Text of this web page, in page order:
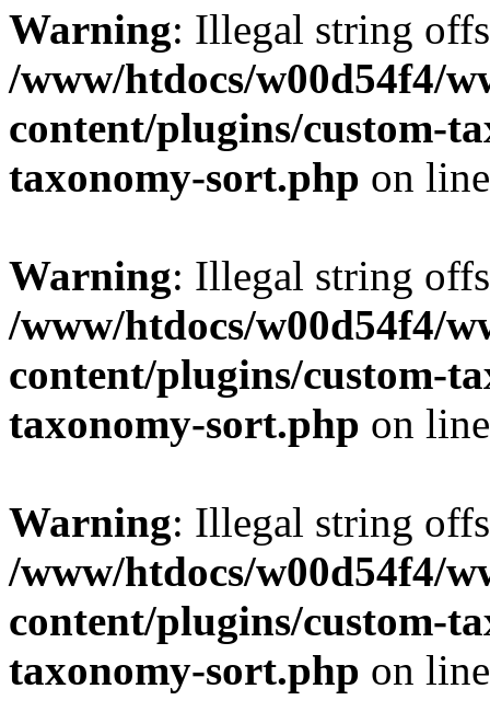
Warning: Illegal string
/www/htdocs/w00d54f4/
content/plugins/custom-
taxonomy-sort.php on
Warning: Illegal string
/www/htdocs/w00d54f4/
content/plugins/custom-
taxonomy-sort.php on
Warning: Illegal string
/www/htdocs/w00d54f4/
content/plugins/custom-
taxonomy-sort.php on